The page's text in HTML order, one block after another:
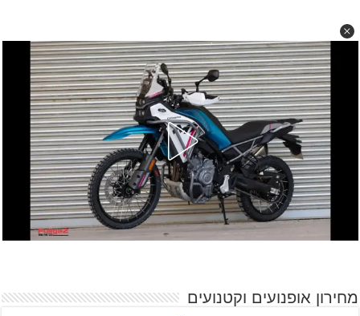
מחירון אופנועים וקטנועים